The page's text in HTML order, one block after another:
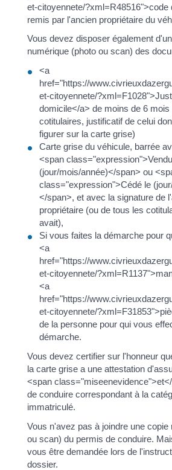
et-citoyennete/?xml=R48516">code
remis par l'ancien propriétaire du
Vous devez disposer également
numérique (photo ou scan) des
<a
href="https://
et-citoyennete/
domicile</a> de moins de 6
cotitulaires, justificatif de celui
figurer sur la carte grise)
Carte grise du véhicule, barrée
<span
(jour/mois/année)</span> ou
class="expression">Cédé le
</span>, et avec la signature de
propriétaire (ou de tous les
avait),
Si vous faites la démarche pour
<a
href="https://
et-citoyennete/
<a
href="https://
et-citoyennete/
de la personne pour qui vous
démarche.
Vous devez certifier sur l'honneur
la carte grise a une attestation
<span
de conduire correspondant à la
immatriculé.
Vous n'avez pas à joindre une copie
ou scan) du permis de conduire.
vous être demandée lors de
dossier.